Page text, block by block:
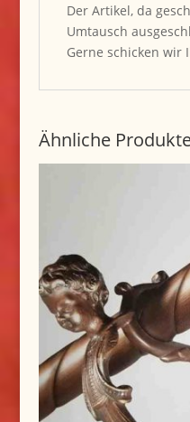
Der Artikel, da
Umtausch
Gerne schicken wir
Ähnliche